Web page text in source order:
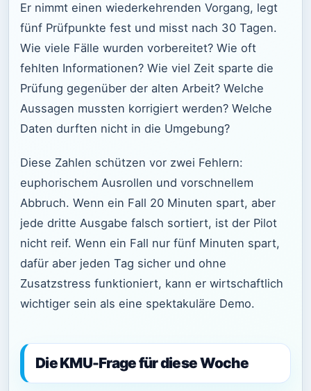
Er nimmt einen wiederkehrenden Vorgang, legt
fünf Prüfpunkte fest und misst nach 30 Tagen.
Wie viele Fälle wurden vorbereitet? Wie oft
fehlten Informationen? Wie viel Zeit sparte die
Prüfung gegenüber der alten Arbeit? Welche
Aussagen mussten korrigiert werden? Welche
Daten durften nicht in die Umgebung?
Diese Zahlen schützen vor zwei Fehlern:
euphorischem Ausrollen und vorschnellem
Abbruch. Wenn ein Fall 20 Minuten spart, aber
jede dritte Ausgabe falsch sortiert, ist der Pilot
nicht reif. Wenn ein Fall nur fünf Minuten spart,
dafür aber jeden Tag sicher und ohne
Zusatzstress funktioniert, kann er wirtschaftlich
wichtiger sein als eine spektakuläre Demo.
Die KMU-Frage für diese Woche